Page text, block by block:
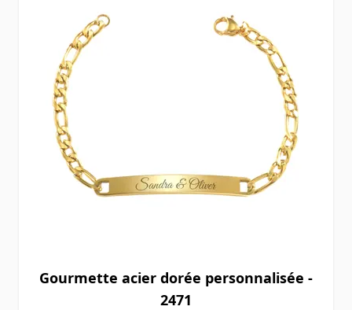
Gourmette acier dorée personnalisée -
2471